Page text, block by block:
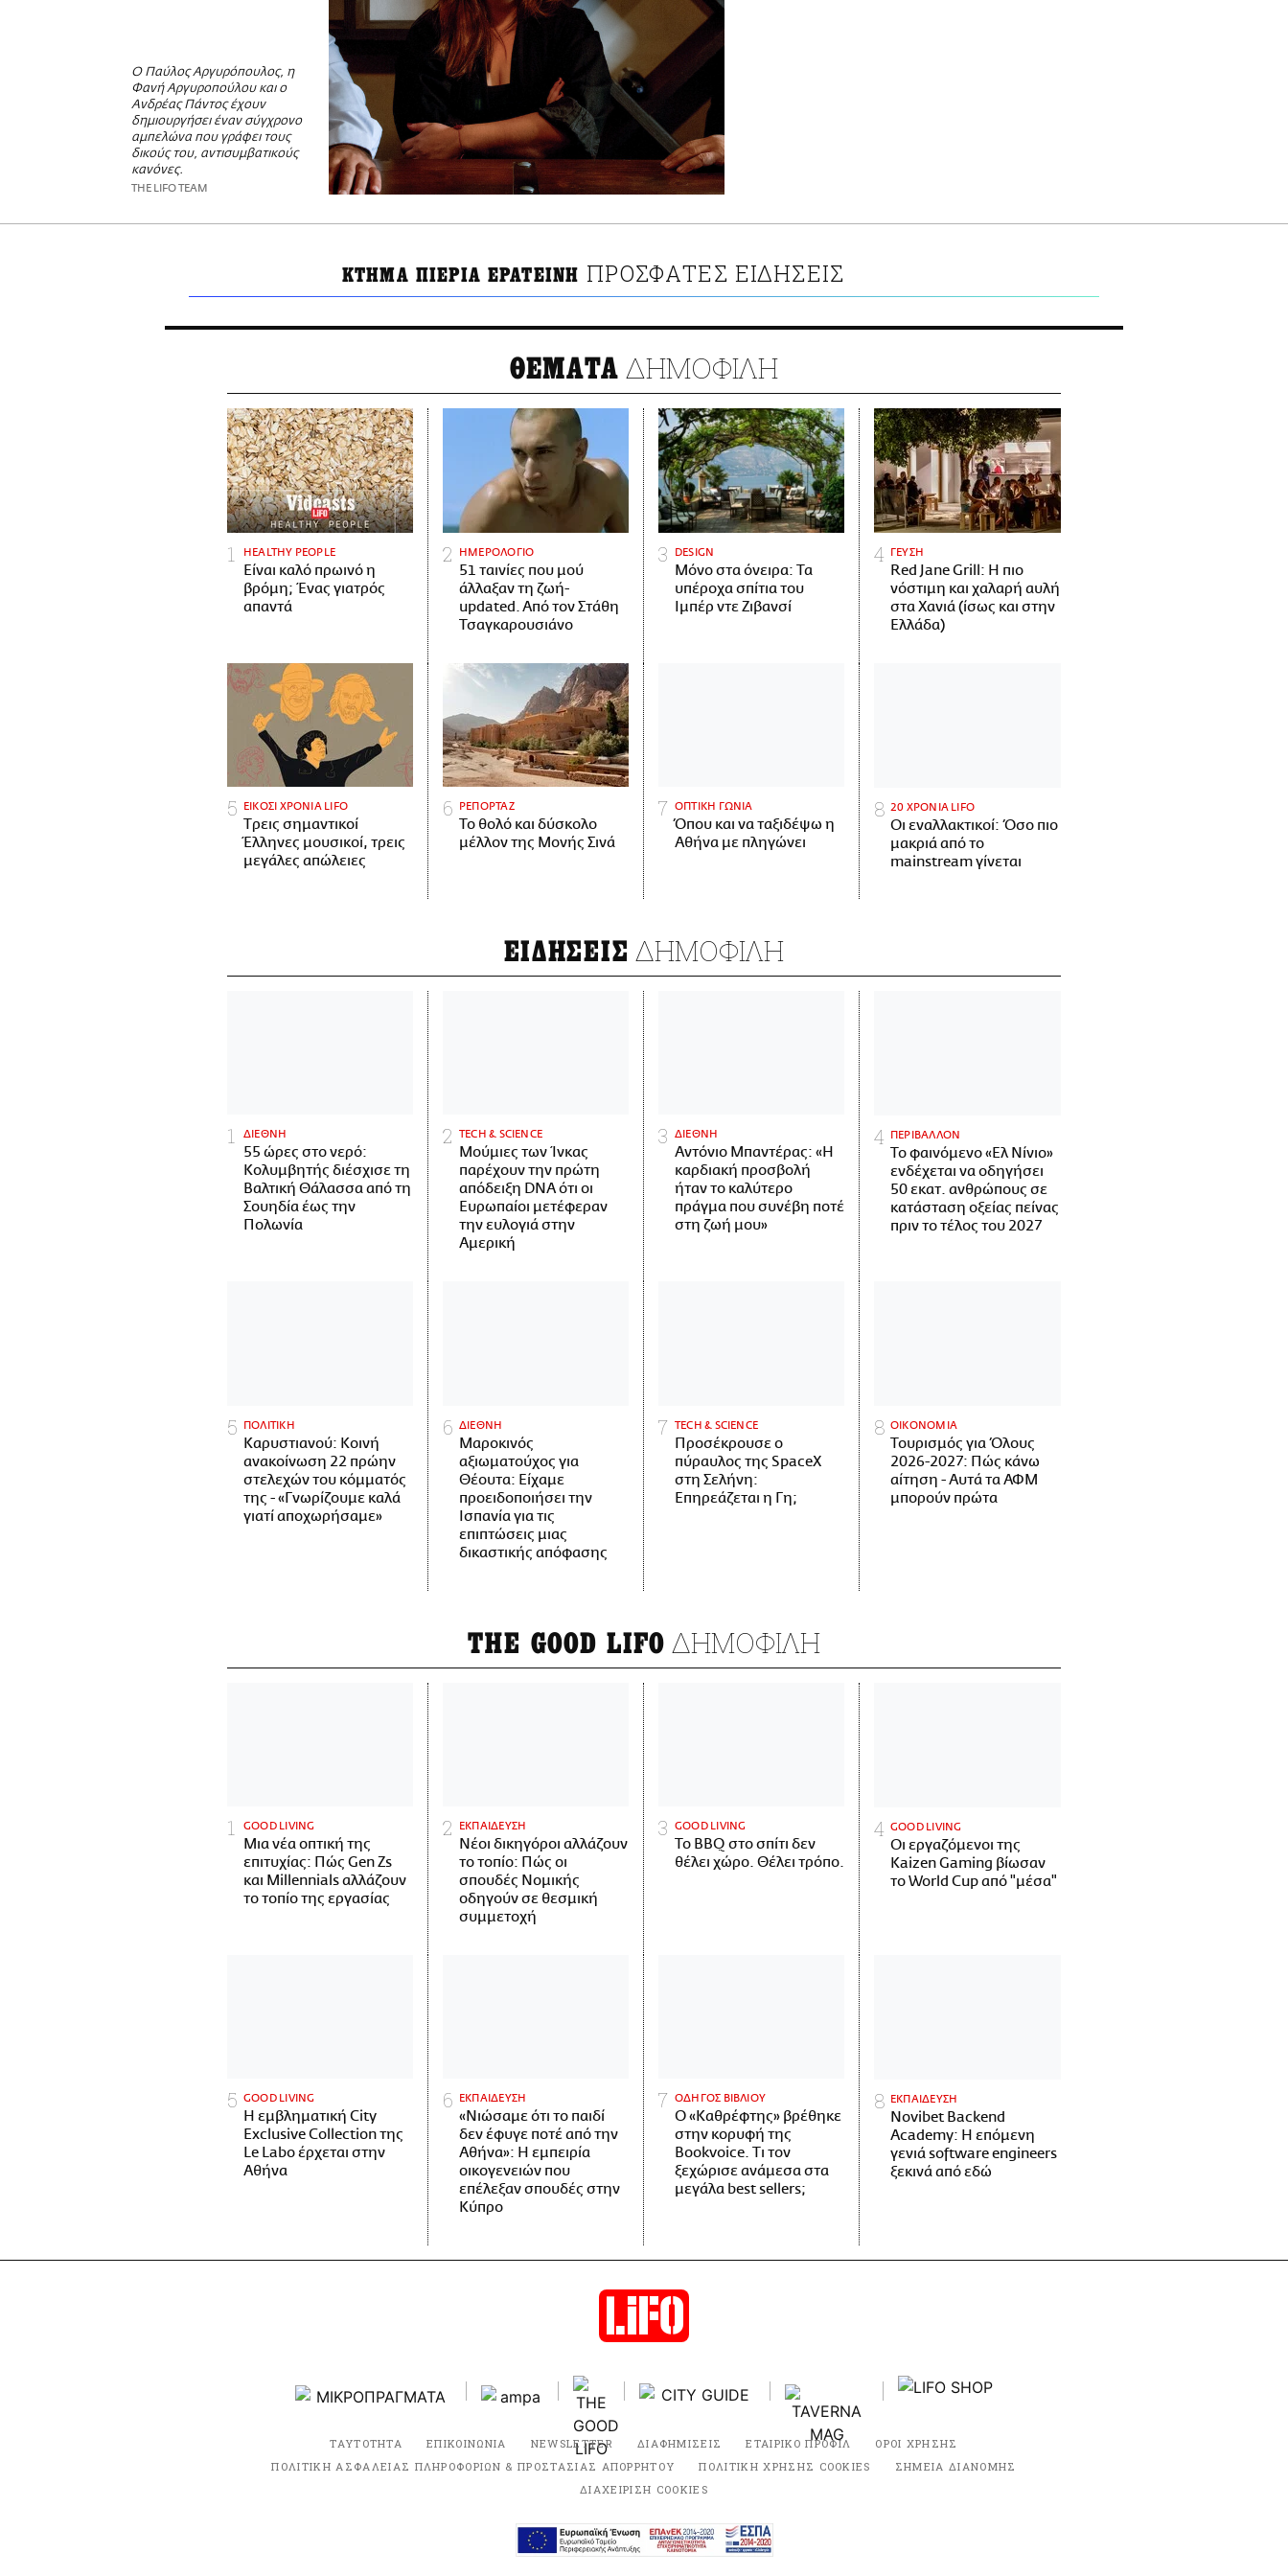
Ο Παύλος Αργυρόπουλος, η
Φανή Αργυροπούλου και ο
Ανδρέας Πάντος έχουν
δημιουργήσει έναν σύγχρονο
αμπελώνα που γράφει τους
δικούς του, αντισυμβατικούς
κανόνες.
THE LIFO TEAM
ΚΤΗΜΑ ΠΙΕΡΙΑ ΕΡΑΤΕΙΝΗ ΠΡΟΣΦΑΤΕΣ ΕΙΔΗΣΕΙΣ
ΘΕΜΑΤΑ ΔΗΜΟΦΙΛΗ
HEALTHY PEOPLE
Είναι καλό πρωινό η
βρόμη; Ένας γιατρός
απαντά
ΗΜΕΡΟΛΟΓΙΟ
51 ταινίες που μού
άλλαξαν τη ζωή-
updated. Aπό τον Στάθη
Τσαγκαρουσιάνο
DESIGN
Μόνο στα όνειρα: Τα
υπέροχα σπίτια του
Ιμπέρ ντε Ζιβανσί
ΓΕΥΣΗ
Red Jane Grill: Η πιο
νόστιμη και χαλαρή αυλή
στα Χανιά (ίσως και στην
Ελλάδα)
ΕΙΚΟΣΙ ΧΡΟΝΙΑ LIFO
Tρεις σημαντικοί
Έλληνες μουσικοί, τρεις
μεγάλες απώλειες
ΡΕΠΟΡΤΑΖ
Το θολό και δύσκολο
μέλλον της Μονής Σινά
ΟΠΤΙΚΗ ΓΩΝΙΑ
Όπου και να ταξιδέψω η
Αθήνα με πληγώνει
20 ΧΡΟΝΙΑ LIFO
Οι εναλλακτικοί: Όσο πιο
μακριά από το
mainstream γίνεται
ΕΙΔΗΣΕΙΣ ΔΗΜΟΦΙΛΗ
ΔΙΕΘΝΗ
55 ώρες στο νερό:
Κολυμβητής διέσχισε τη
Βαλτική Θάλασσα από τη
Σουηδία έως την
Πολωνία
ΤECH & SCIENCE
Μούμιες των Ίνκας
παρέχουν την πρώτη
απόδειξη DNA ότι οι
Ευρωπαίοι μετέφεραν
την ευλογιά στην
Αμερική
ΔΙΕΘΝΗ
Αντόνιο Μπαντέρας: «Η
καρδιακή προσβολή
ήταν το καλύτερο
πράγμα που συνέβη ποτέ
στη ζωή μου»
ΠΕΡΙΒΑΛΛΟΝ
Το φαινόμενο «Ελ Νίνιο»
ενδέχεται να οδηγήσει
50 εκατ. ανθρώπους σε
κατάσταση οξείας πείνας
πριν το τέλος του 2027
ΠΟΛΙΤΙΚΗ
Καρυστιανού: Κοινή
ανακοίνωση 22 πρώην
στελεχών του κόμματός
της - «Γνωρίζουμε καλά
γιατί αποχωρήσαμε»
ΔΙΕΘΝΗ
Μαροκινός
αξιωματούχος για
Θέουτα: Είχαμε
προειδοποιήσει την
Ισπανία για τις
επιπτώσεις μιας
δικαστικής απόφασης
ΤECH & SCIENCE
Προσέκρουσε ο
πύραυλος της SpaceX
στη Σελήνη:
Επηρεάζεται η Γη;
ΟΙΚΟΝΟΜΙΑ
Τουρισμός για Όλους
2026-2027: Πώς κάνω
αίτηση - Αυτά τα ΑΦΜ
μπορούν πρώτα
THE GOOD LIFO ΔΗΜΟΦΙΛΗ
GOOD LIVING
Μια νέα οπτική της
επιτυχίας: Πώς Gen Zs
και Millennials αλλάζουν
το τοπίο της εργασίας
ΕΚΠΑΙΔΕΥΣΗ
Νέοι δικηγόροι αλλάζουν
το τοπίο: Πώς οι
σπουδές Νομικής
οδηγούν σε θεσμική
συμμετοχή
GOOD LIVING
Το BBQ στο σπίτι δεν
θέλει χώρο. Θέλει τρόπο.
GOOD LIVING
Οι εργαζόμενοι της
Kaizen Gaming βίωσαν
το World Cup από "μέσα"
GOOD LIVING
Η εμβληματική City
Exclusive Collection της
Le Labo έρχεται στην
Αθήνα
ΕΚΠΑΙΔΕΥΣΗ
«Νιώσαμε ότι το παιδί
δεν έφυγε ποτέ από την
Αθήνα»: Η εμπειρία
οικογενειών που
επέλεξαν σπουδές στην
Κύπρο
ΟΔΗΓΟΣ ΒΙΒΛΙΟΥ
Ο «Καθρέφτης» βρέθηκε
στην κορυφή της
Bookvoice. Τι τον
ξεχώρισε ανάμεσα στα
μεγάλα best sellers;
ΕΚΠΑΙΔΕΥΣΗ
Novibet Backend
Academy: Η επόμενη
γενιά software engineers
ξεκινά από εδώ
ΤΑΥΤΟΤΗΤΑ ΕΠΙΚΟΙΝΩΝΙΑ NEWSLETTER ΔΙΑΦΗΜΙΣΕΙΣ ΕΤΑΙΡΙΚΟ ΠΡΟΦΙΛ
ΟΡΟΙ ΧΡΗΣΗΣ
ΠΟΛΙΤΙΚΗ ΑΣΦΑΛΕΙΑΣ ΠΛΗΡΟΦΟΡΙΩΝ & ΠΡΟΣΤΑΣΙΑΣ ΑΠΟΡΡΗΤΟΥ
ΠΟΛΙΤΙΚΗ ΧΡΗΣΗΣ COOKIES
ΣΗΜΕΙΑ ΔΙΑΝΟΜΗΣ
ΔΙΑΧΕΙΡΙΣΗ COOKIES